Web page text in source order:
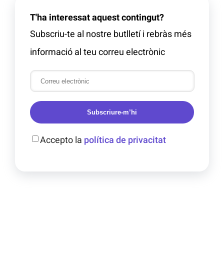
T'ha interessat aquest contingut?
Subscriu-te al nostre butlletí i rebràs més
informació al teu correu electrònic
Subscriure-m’hi
Accepto la política de privacitat